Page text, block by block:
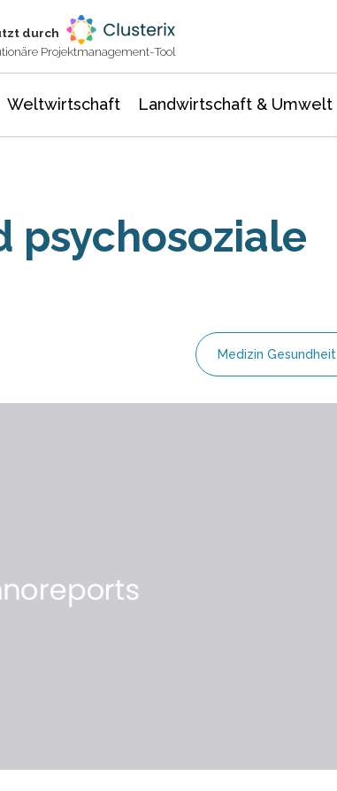
durch
Projektmanagement-Tool
Weltwirtschaft Landwirtschaft & Umwelt
psychosoziale
Medizin Gesundheit